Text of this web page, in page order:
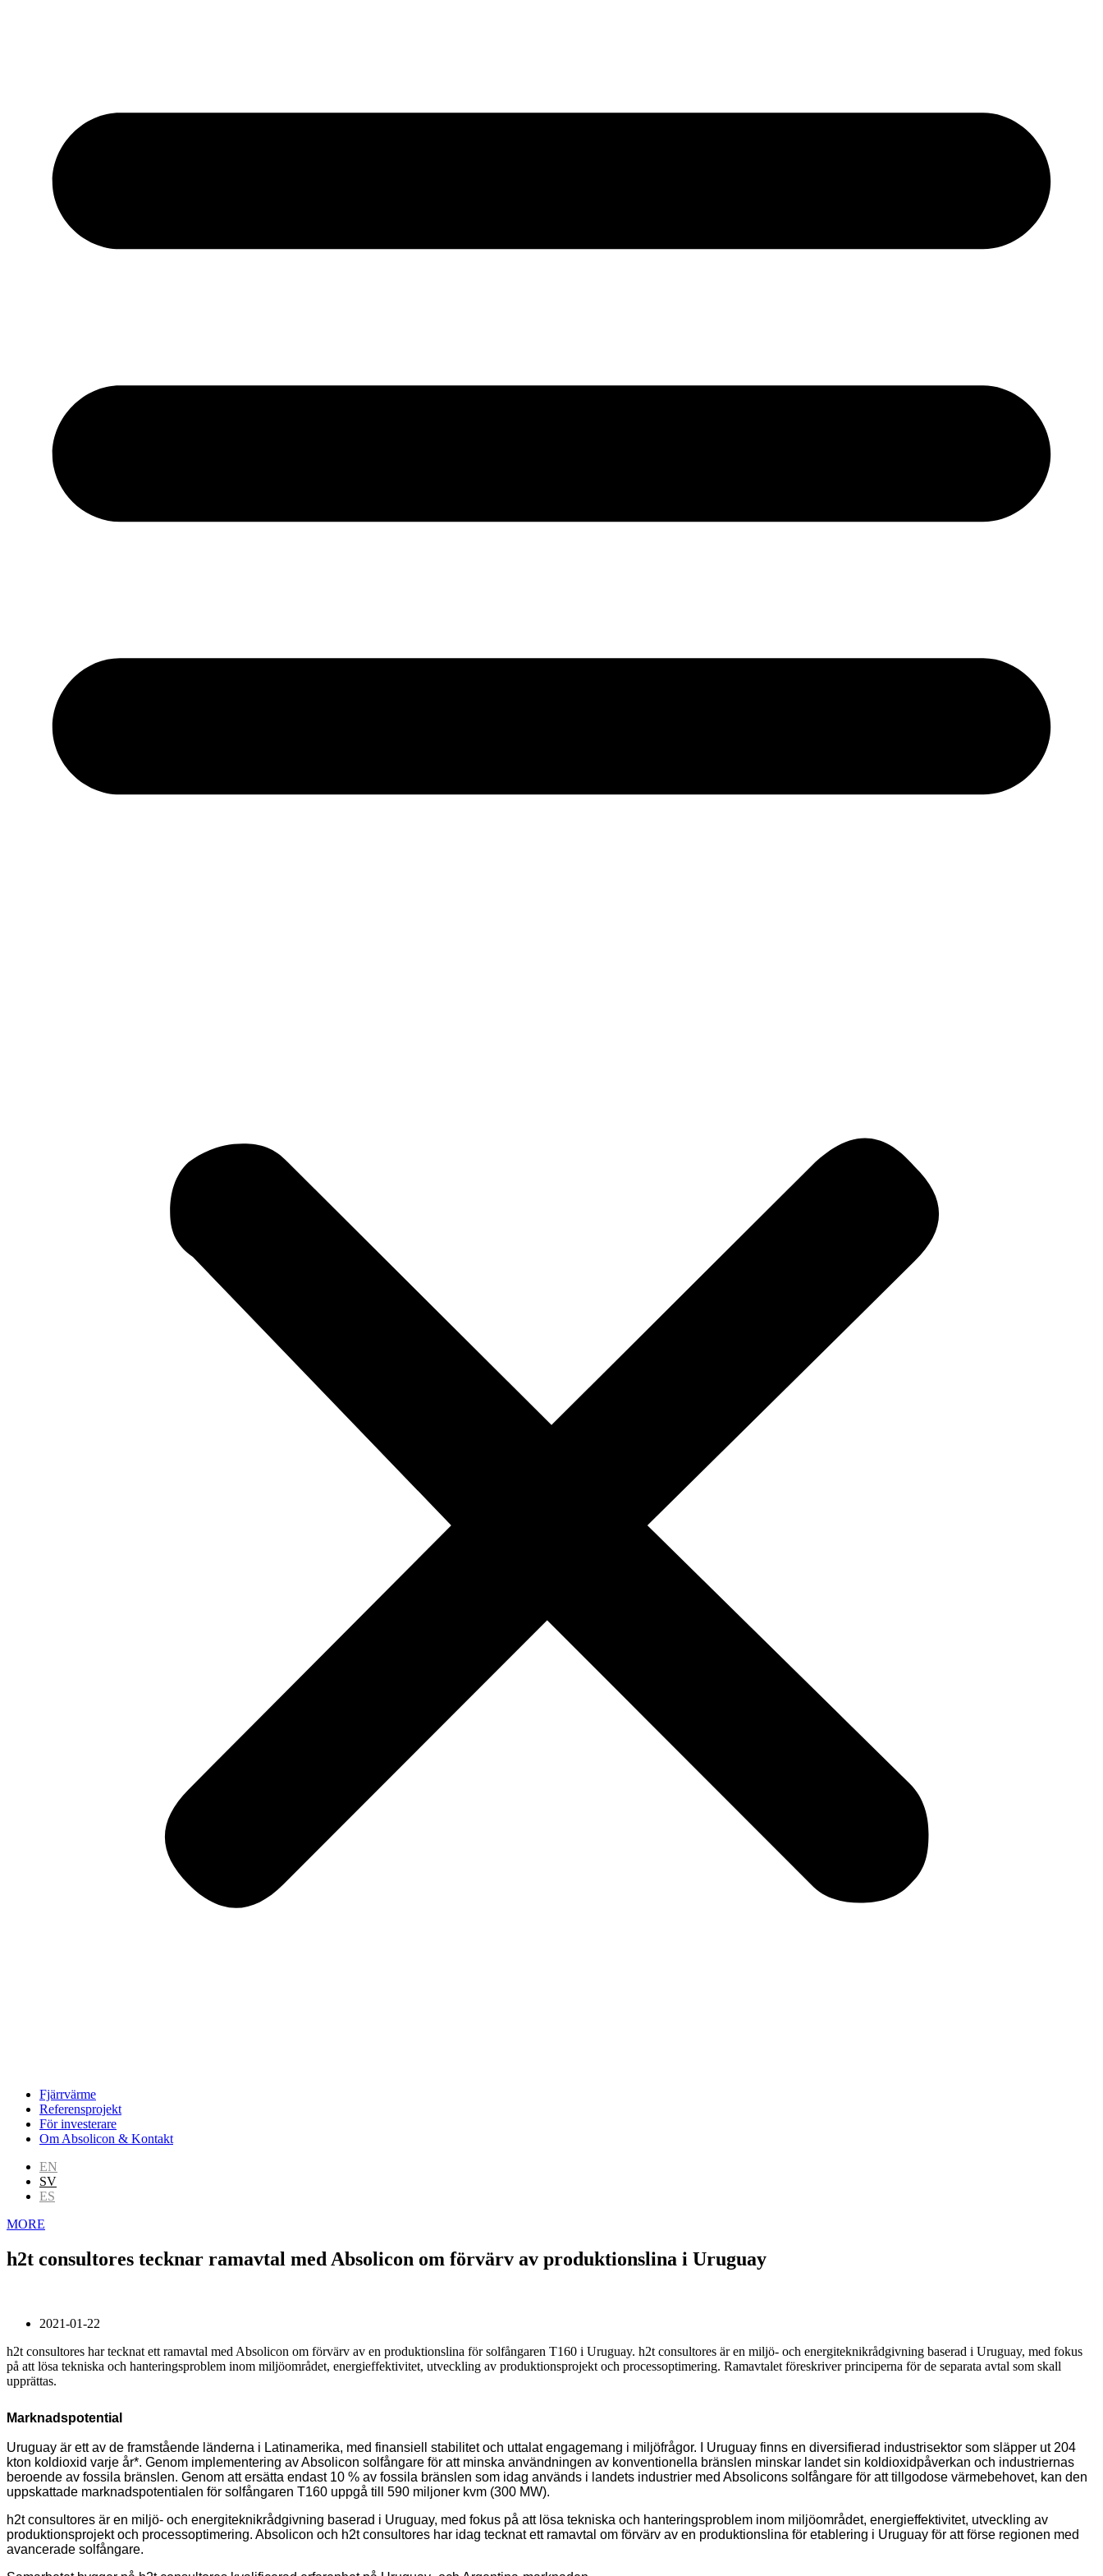
Fjärrvärme
Referensprojekt
För investerare
Om Absolicon & Kontakt
EN
SV
ES
MORE
h2t consultores tecknar ramavtal med Absolicon om förvärv av produktionslina i Uruguay
2021-01-22
h2t consultores har tecknat ett ramavtal med Absolicon om förvärv av en produktionslina för solfångaren T160 i Uruguay. h2t consultores är en miljö- och energiteknikrådgivning baserad i Uruguay, med fokus
på att lösa tekniska och hanteringsproblem inom miljöområdet, energieffektivitet, utveckling av produktionsprojekt och processoptimering. Ramavtalet föreskriver principerna för de separata avtal som skall
upprättas.
Marknadspotential
Uruguay är ett av de framstående länderna i Latinamerika, med finansiell stabilitet och uttalat engagemang i miljöfrågor. I Uruguay finns en diversifierad industrisektor som släpper ut 204
kton koldioxid varje år*. Genom implementering av Absolicon solfångare för att minska användningen av konventionella bränslen minskar landet sin koldioxidpåverkan och industriernas
beroende av fossila bränslen. Genom att ersätta endast 10 % av fossila bränslen som idag används i landets industrier med Absolicons solfångare för att tillgodose värmebehovet, kan den
uppskattade marknadspotentialen för solfångaren T160 uppgå till 590 miljoner kvm (300 MW).
h2t consultores är en miljö- och energiteknikrådgivning baserad i Uruguay, med fokus på att lösa tekniska och hanteringsproblem inom miljöområdet, energieffektivitet, utveckling av
produktionsprojekt och processoptimering. Absolicon och h2t consultores har idag tecknat ett ramavtal om förvärv av en produktionslina för etablering i Uruguay för att förse regionen med
avancerade solfångare.